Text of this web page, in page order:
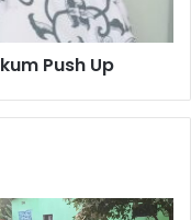
Push Up